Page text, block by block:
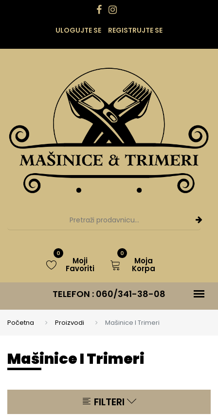
ULOGUJTE SE REGISTRUJTE SE
0
Moji
Favoriti
0
Moja
Korpa
TELEFON : 060/341-38-08
Početna Proizvodi Mašinice I Trimeri
Mašinice I Trimeri
FILTERI